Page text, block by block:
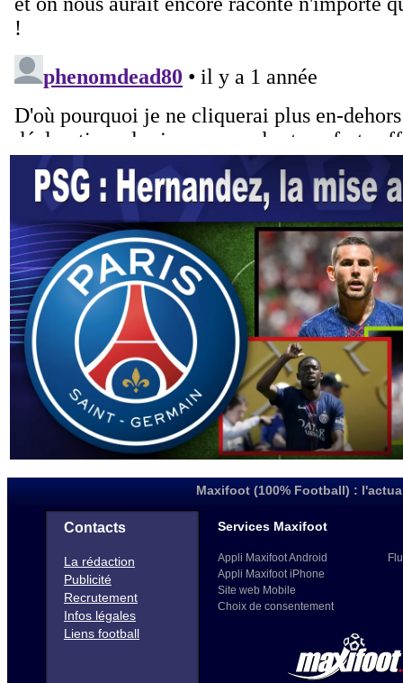
Maxifoot (100% Football) :
Contacts
La rédaction
Publicité
Recrutement
Infos légales
Liens football
Services Maxifoot
Appli Maxifoot Android
Appli Maxifoot iPhone
Site web Mobile
Choix de consentement